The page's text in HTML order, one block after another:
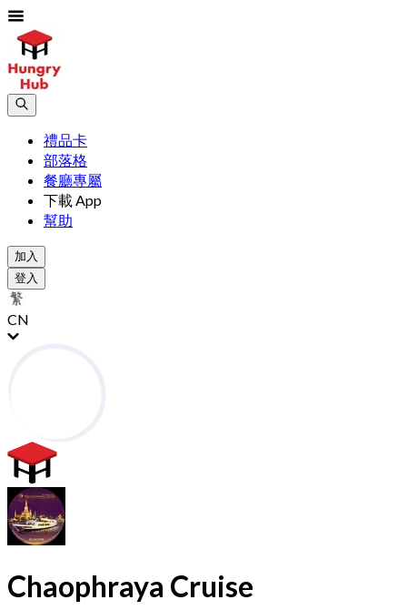
禮品卡
部落格
餐廳專屬
下載 App
幫助
加入
登入
CN
Chaophraya Cruise